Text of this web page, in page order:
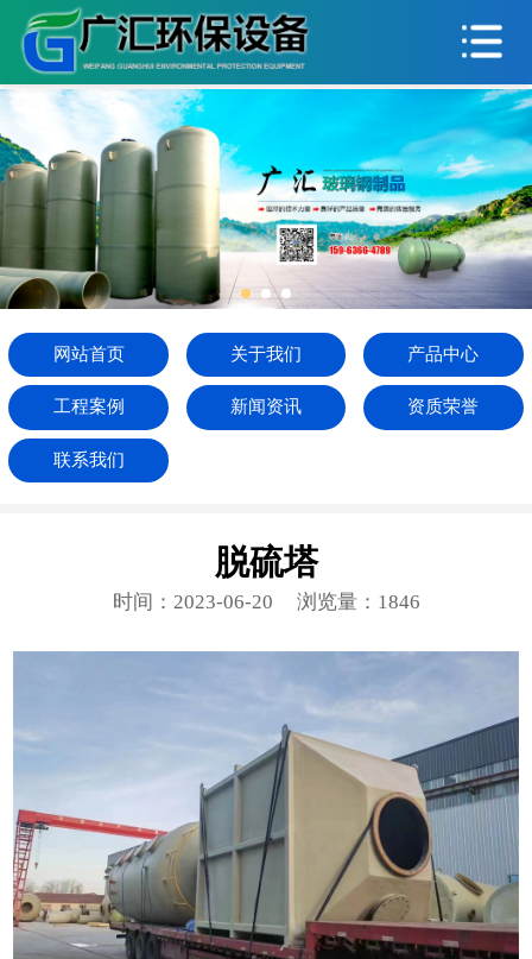
关于我们
产品中心
工程案例
新闻资讯
资质荣誉
联系我们
网站首页 关于我们 产品中心
工程案例 新闻资讯 资质荣誉
联系我们
脱硫塔
时间：2023-06-20 浏览量：1846